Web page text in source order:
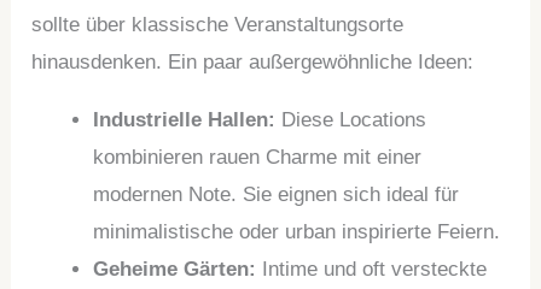
sollte über klassische Veranstaltungsorte
hinausdenken. Ein paar außergewöhnliche Ideen:
Industrielle Hallen: Diese Locations
kombinieren rauen Charme mit einer
modernen Note. Sie eignen sich ideal für
minimalistische oder urban inspirierte Feiern.
Geheime Gärten: Intime und oft versteckte